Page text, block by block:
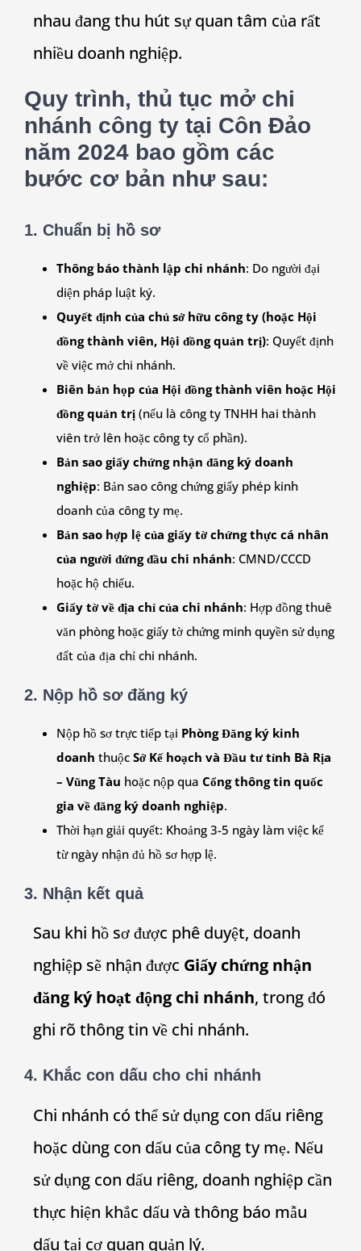
nhau đang thu hút sự quan tâm của rất
nhiều doanh nghiệp.
Quy trình, thủ tục mở chi
nhánh công ty tại Côn Đảo
năm 2024 bao gồm các
bước cơ bản như sau:
1. Chuẩn bị hồ sơ
Thông báo thành lập chi nhánh: Do người đại
diện pháp luật ký.
Quyết định của chủ sở hữu công ty (hoặc Hội
đồng thành viên, Hội đồng quản trị): Quyết định
về việc mở chi nhánh.
Biên bản họp của Hội đồng thành viên hoặc Hội
đồng quản trị (nếu là công ty TNHH hai thành
viên trở lên hoặc công ty cổ phần).
Bản sao giấy chứng nhận đăng ký doanh
nghiệp: Bản sao công chứng giấy phép kinh
doanh của công ty mẹ.
Bản sao hợp lệ của giấy tờ chứng thực cá nhân
của người đứng đầu chi nhánh: CMND/CCCD
hoặc hộ chiếu.
Giấy tờ về địa chỉ của chi nhánh: Hợp đồng thuê
văn phòng hoặc giấy tờ chứng minh quyền sử dụng
đất của địa chỉ chi nhánh.
2. Nộp hồ sơ đăng ký
Nộp hồ sơ trực tiếp tại Phòng Đăng ký kinh
doanh thuộc Sở Kế hoạch và Đầu tư tỉnh Bà Rịa
– Vũng Tàu hoặc nộp qua Cổng thông tin quốc
gia về đăng ký doanh nghiệp.
Thời hạn giải quyết: Khoảng 3-5 ngày làm việc kể
từ ngày nhận đủ hồ sơ hợp lệ.
3. Nhận kết quả
Sau khi hồ sơ được phê duyệt, doanh
nghiệp sẽ nhận được Giấy chứng nhận
đăng ký hoạt động chi nhánh, trong đó
ghi rõ thông tin về chi nhánh.
4. Khắc con dấu cho chi nhánh
Chi nhánh có thể sử dụng con dấu riêng
hoặc dùng con dấu của công ty mẹ. Nếu
sử dụng con dấu riêng, doanh nghiệp cần
thực hiện khắc dấu và thông báo mẫu
dấu tại cơ quan quản lý.